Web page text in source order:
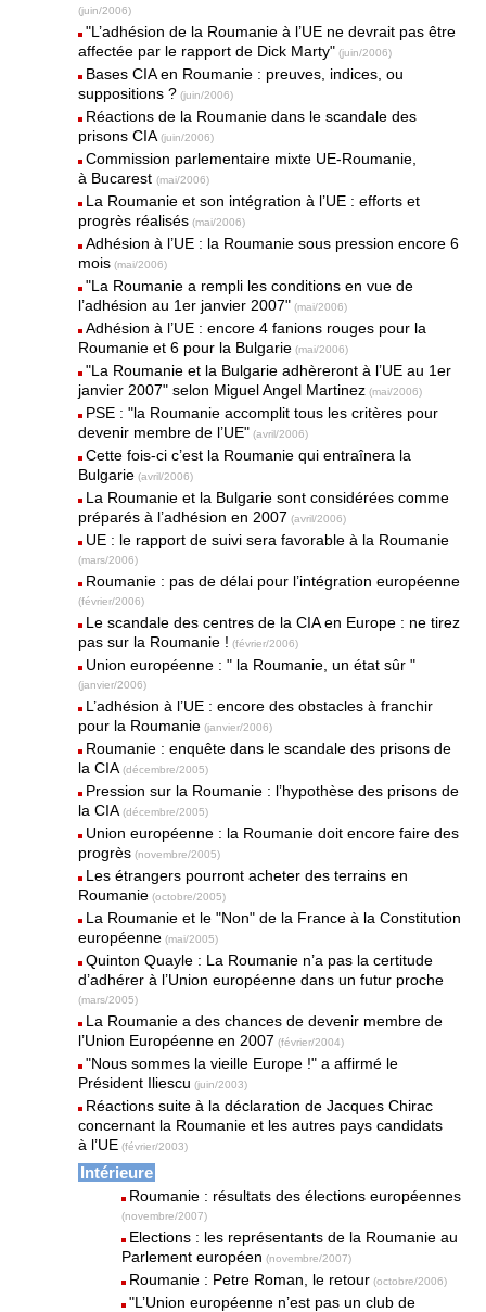
(juin/2006)
"L’adhésion de la Roumanie à l’UE ne devrait pas être
affectée par le rapport de Dick Marty" (juin/2006)
Bases CIA en Roumanie : preuves, indices, ou
suppositions ? (juin/2006)
Réactions de la Roumanie dans le scandale des
prisons CIA (juin/2006)
Commission parlementaire mixte UE-Roumanie,
à Bucarest(mai/2006)
La Roumanie et son intégration à l’UE : efforts et
progrès réalisés (mai/2006)
Adhésion à l’UE : la Roumanie sous pression encore 6
mois (mai/2006)
"La Roumanie a rempli les conditions en vue de
l’adhésion au 1er janvier 2007" (mai/2006)
Adhésion à l’UE : encore 4 fanions rouges pour la
Roumanie et 6 pour la Bulgarie (mai/2006)
"La Roumanie et la Bulgarie adhèreront à l’UE au 1er
janvier 2007" selon Miguel Angel Martinez (mai/2006)
PSE : "la Roumanie accomplit tous les critères pour
devenir membre de l’UE" (avril/2006)
Cette fois-ci c’est la Roumanie qui entraînera la
Bulgarie (avril/2006)
La Roumanie et la Bulgarie sont considérées comme
préparés à l’adhésion en 2007 (avril/2006)
UE : le rapport de suivi sera favorable à la Roumanie
(mars/2006)
Roumanie : pas de délai pour l’intégration européenne
(février/2006)
Le scandale des centres de la CIA en Europe : ne tirez
pas sur la Roumanie ! (février/2006)
Union européenne : " la Roumanie, un état sûr "
(janvier/2006)
L’adhésion à l’UE : encore des obstacles à franchir
pour la Roumanie (janvier/2006)
Roumanie : enquête dans le scandale des prisons de
la CIA (décembre/2005)
Pression sur la Roumanie : l’hypothèse des prisons de
la CIA (décembre/2005)
Union européenne : la Roumanie doit encore faire des
progrès (novembre/2005)
Les étrangers pourront acheter des terrains en
Roumanie (octobre/2005)
La Roumanie et le "Non" de la France à la Constitution
européenne (mai/2005)
Quinton Quayle : La Roumanie n’a pas la certitude
d’adhérer à l’Union européenne dans un futur proche
(mars/2005)
La Roumanie a des chances de devenir membre de
l’Union Européenne en 2007 (février/2004)
"Nous sommes la vieille Europe !" a affirmé le
Président Iliescu (juin/2003)
Réactions suite à la déclaration de Jacques Chirac
concernant la Roumanie et les autres pays candidats
à l’UE (février/2003)
Intérieure
Roumanie : résultats des élections européennes
(novembre/2007)
Elections : les représentants de la Roumanie au
Parlement européen (novembre/2007)
Roumanie : Petre Roman, le retour (octobre/2006)
"L’Union européenne n’est pas un club de